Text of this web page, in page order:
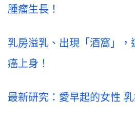
腫瘤生長！
乳房溢乳、出現「酒窩」，
癌上身！
最新研究：愛早起的女性